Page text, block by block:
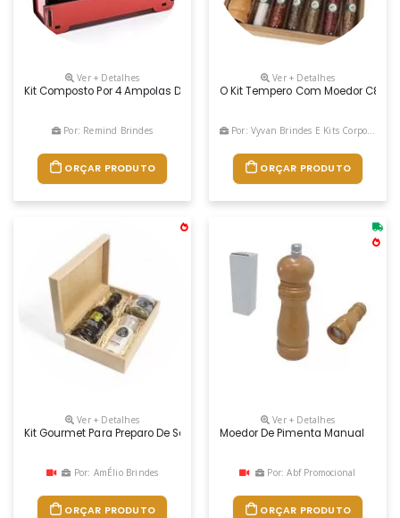
Ver + Detalhes
Kit Composto Por 4 Ampolas De Tempero, Com Suporte Em Madeira
Por: Remind Brindes
ORÇAR PRODUTO
Ver + Detalhes
O Kit Tempero Com Moedor
Por: Vyvan Brindes E Kits Corporativos
ORÇAR PRODUTO
Ver + Detalhes
Kit Gourmet Para Preparo De Saladas Com Azeite Extra Virgem, Moedor
Por: AmÉlio Brindes
ORÇAR PRODUTO
Ver + Detalhes
Moedor De Pimenta Manual
Por: Abf Promocional
ORÇAR PRODUTO